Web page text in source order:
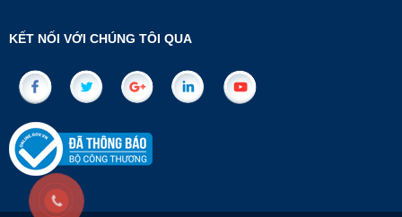
KẾT NỐI VỚI CHÚNG TÔI QUA